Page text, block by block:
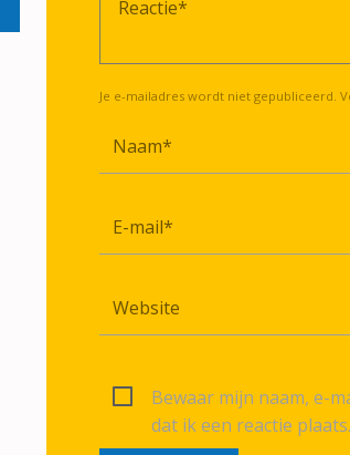
Je e-mailadres wordt niet gepubliceerd.
Bewaar mijn naam, e-
dat ik een reactie plaats.